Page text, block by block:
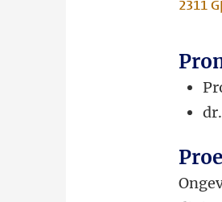
2311